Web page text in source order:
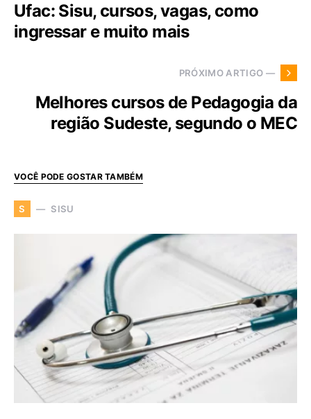
Ufac: Sisu, cursos, vagas, como
ingressar e muito mais
PRÓXIMO ARTIGO —
Melhores cursos de Pedagogia da
região Sudeste, segundo o MEC
VOCÊ PODE GOSTAR TAMBÉM
S SISU